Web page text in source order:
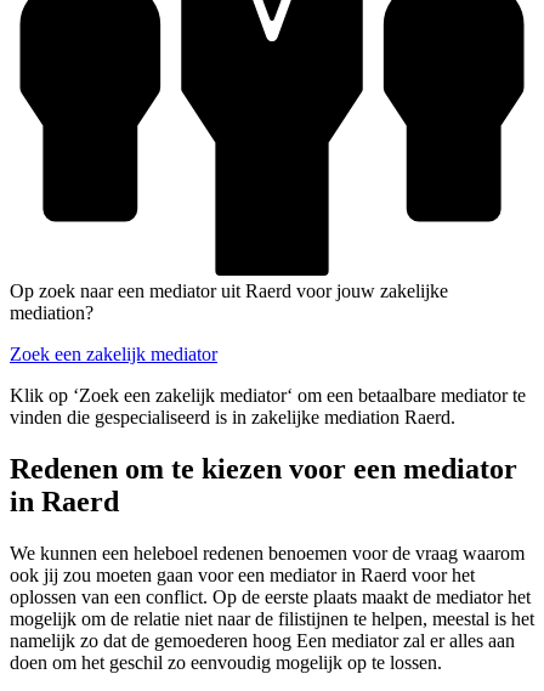
Op zoek naar een mediator uit Raerd voor jouw zakelijke
mediation?
Zoek een zakelijk mediator
Klik op ‘Zoek een zakelijk mediator‘ om een betaalbare mediator te
vinden die gespecialiseerd is in zakelijke mediation Raerd.
Redenen om te kiezen voor een mediator
in Raerd
We kunnen een heleboel redenen benoemen voor de vraag waarom
ook jij zou moeten gaan voor een mediator in Raerd voor het
oplossen van een conflict. Op de eerste plaats maakt de mediator het
mogelijk om de relatie niet naar de filistijnen te helpen, meestal is het
namelijk zo dat de gemoederen hoog Een mediator zal er alles aan
doen om het geschil zo eenvoudig mogelijk op te lossen.